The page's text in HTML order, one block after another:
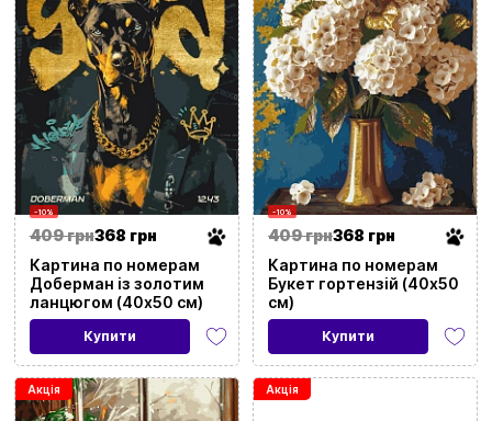
-10%
409 грн368 грн
Картина по номерам
Доберман із золотим
ланцюгом (40х50 см)
Купити
-10%
409 грн368 грн
Картина по номерам
Букет гортензій (40х50
см)
Купити
Акція Акція